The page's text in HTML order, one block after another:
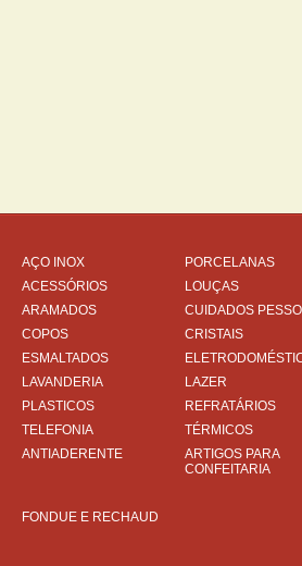
AÇO INOX PORCELANAS
ACESSÓRIOS
LOUÇAS
ARAMADOS
CUIDADOS
COPOS
CRISTAIS
ESMALTADOS
LAVANDERIA
LAZER
PLASTICOS
REFRATÁRIOS
TELEFONIA
TÉRMICOS
ANTIADERENTE
ARTIGOS PARA
CONFEITARIA
FONDUE E RECHAUD